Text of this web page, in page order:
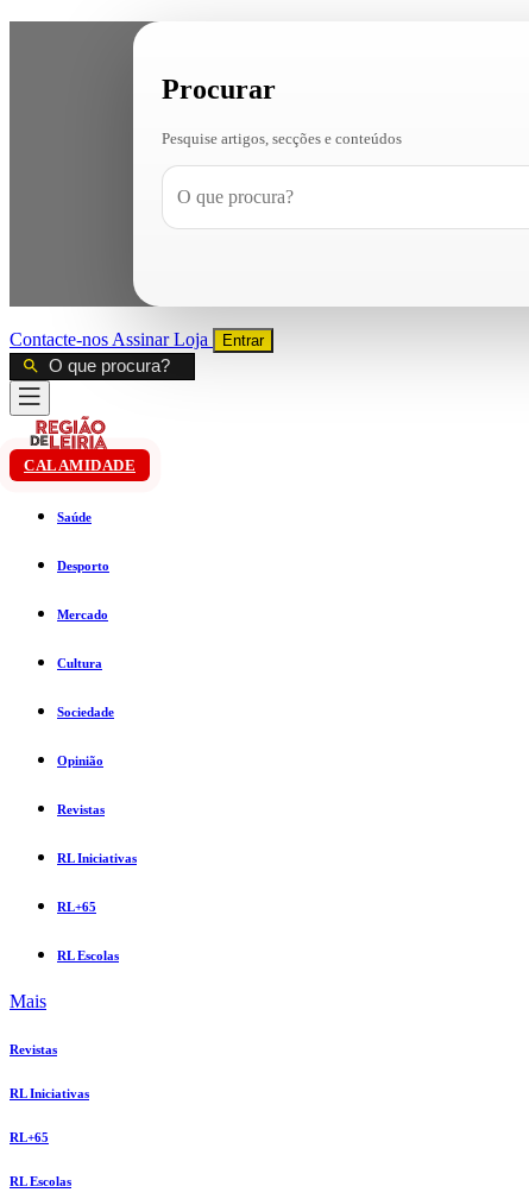
Procurar
Pesquise artigos, secções e conteúdos
Contacte-nos AssinarLoja Entrar
CALAMIDADE
Saúde
Desporto
Mercado
Cultura
Sociedade
Opinião
Revistas
RL Iniciativas
RL+65
RL Escolas
Mais
Revistas
RL Iniciativas
RL+65
RL Escolas